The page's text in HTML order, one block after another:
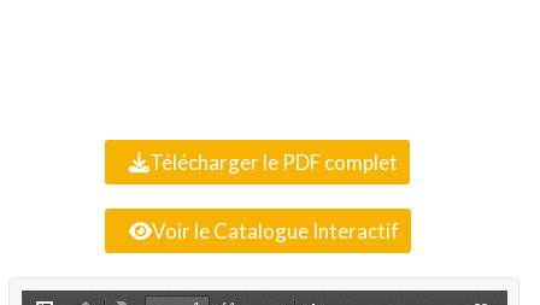
Télécharger le PDF complet
Voir le Catalogue Interactif